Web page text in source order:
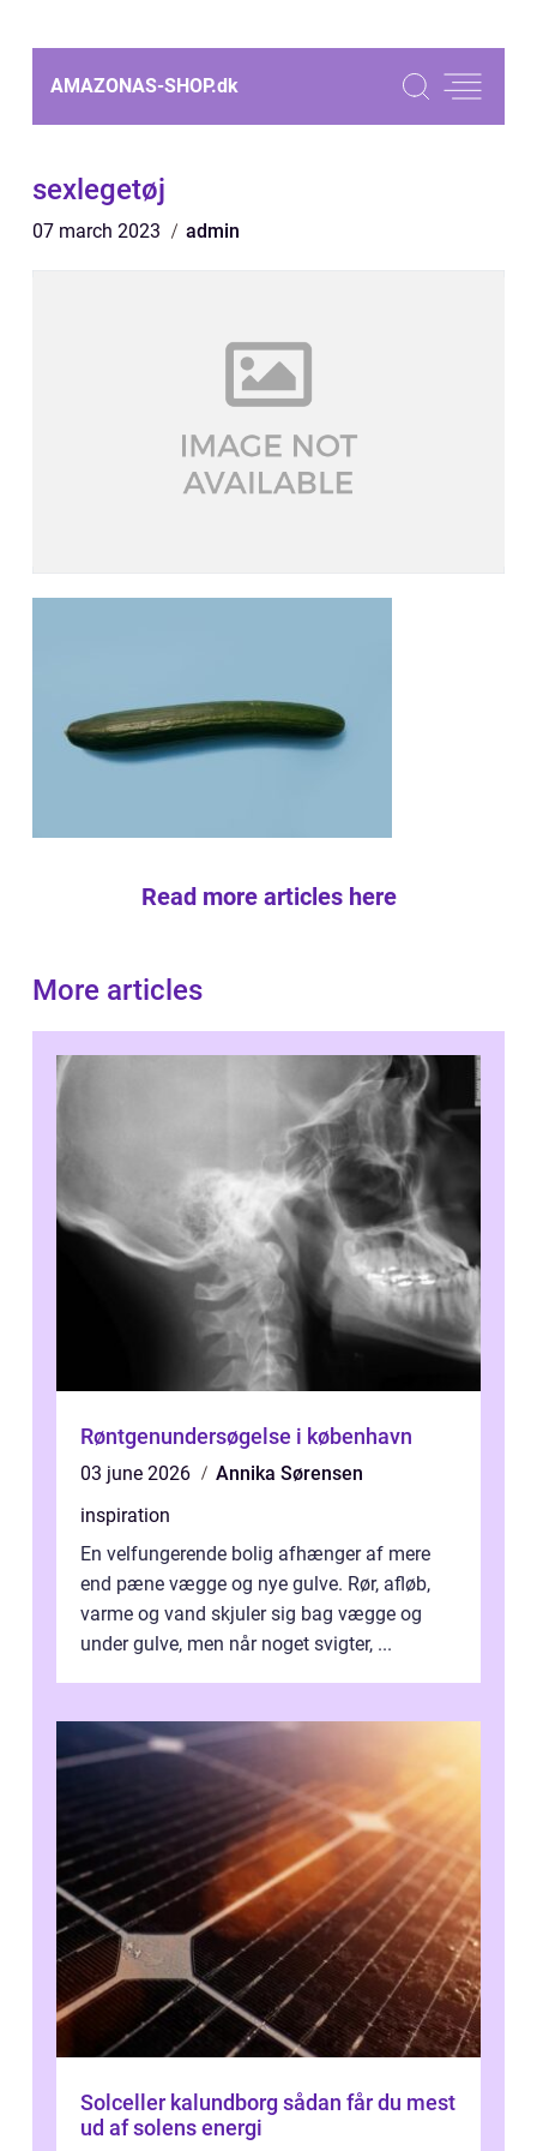
AMAZONAS-SHOP.dk
sexlegetøj
07 march 2023 admin
Read more articles here
More articles
Røntgenundersøgelse i københavn
03 june 2026
Annika Sørensen
inspiration
En velfungerende bolig afhænger af mere
end pæne vægge og nye gulve. Rør, afløb,
varme og vand skjuler sig bag vægge og
under gulve, men når noget svigter, ...
Solceller kalundborg sådan får du mest
ud af solens energi